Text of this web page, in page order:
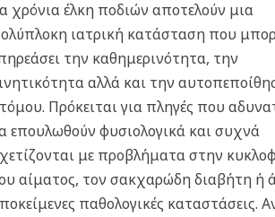
χρόνια έλκη ποδιών αποτελούν μια
ιατρική κατάσταση που
την καθημερινότητα, την
αλλά και την
Πρόκειται για πληγές που
επουλωθούν φυσιολογικά και συχνά
με προβλήματα στην
αίματος, τον σακχαρώδη διαβήτη ή
παθολογικές καταστάσεις.